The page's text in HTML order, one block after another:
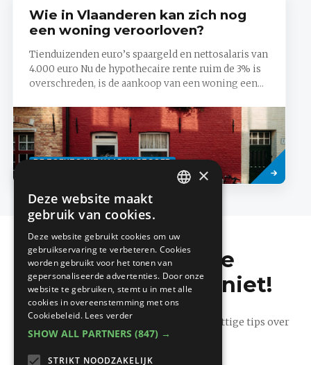
Wie in Vlaanderen kan zich nog
een woning veroorloven?
Tienduizenden euro’s spaargeld en nettosalaris van
4.000 euro Nu de hypothecaire rente ruim de 3% is
overschreden, is de aankoop van een woning een...
DE ZOEKTOCHT NAAR VASTGOED
Lees
meer
Mis de laatste
bouwnieuwtjes niet!
Ontvang onze wekelijkse updates vol nuttige tips over
bouwen en verbouwen.
×
Deze website maakt
gebruik van cookies.
Deze website gebruikt cookies om uw
gebruikservaring te verbeteren. Cookies
worden gebruikt voor het tonen van
gepersonaliseerde advertenties. Door onze
website te gebruiken, stemt u in met alle
cookies in overeenstemming met ons
Cookiebeleid. Lees verder
SHOW ALL PARTNERS (847) →
STRIKT NOODZAKELIJK